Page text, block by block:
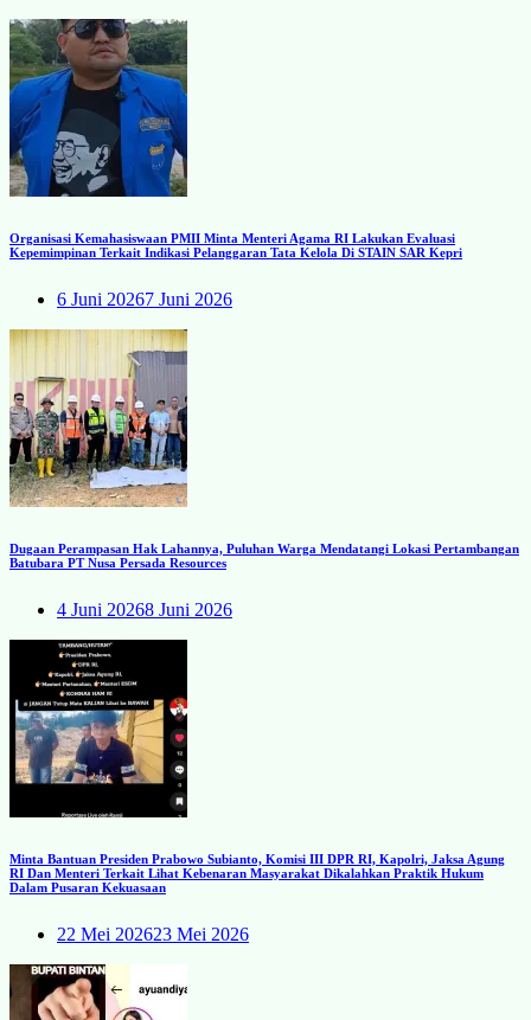
Organisasi Kemahasiswaan PMII Minta Menteri Agama RI Lakukan Evaluasi
Kepemimpinan Terkait Indikasi Pelanggaran Tata Kelola Di STAIN SAR Kepri
6 Juni 20267 Juni 2026
Dugaan Perampasan Hak Lahannya, Puluhan Warga Mendatangi Lokasi Pertambangan
Batubara PT Nusa Persada Resources
4 Juni 20268 Juni 2026
Minta Bantuan Presiden Prabowo Subianto, Komisi III DPR RI, Kapolri, Jaksa Agung
RI Dan Menteri Terkait Lihat Kebenaran Masyarakat Dikalahkan Praktik Hukum
Dalam Pusaran Kekuasaan
22 Mei 202623 Mei 2026